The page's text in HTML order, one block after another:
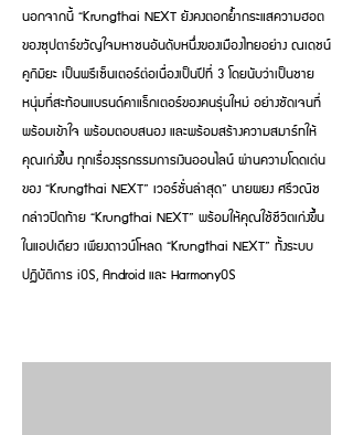
นอกจากนี้ “Krungthai NEXT ยังคงตอกย้ำกระแสความฮอต
ของซุปตาร์ขวัญใจมหาชนอันดับหนึ่งของเมืองไทยอย่าง ณเดชน์
คูกิมิยะ เป็นพรีเซ็นเตอร์ต่อเนื่องเป็นปีที่ 3 โดยนับว่าเป็นชาย
หนุ่มที่สะท้อนแบรนด์คาแร็กเตอร์ของคนรุ่นใหม่ อย่างชัดเจนที่
พร้อมเข้าใจ พร้อมตอบสนอง และพร้อมสร้างความสมาร์ทให้
คุณเก่งขึ้น ทุกเรื่องธุรกรรมการเงินออนไลน์ ผ่านความโดดเด่น
ของ “Krungthai NEXT” เวอร์ชั่นล่าสุด” นายผยง ศรีวณิช
กล่าวปิดท้าย “Krungthai NEXT” พร้อมให้คุณใช้ชีวิตเก่งขึ้น
ในแอปเดียว เพียงดาวน์โหลด “Krungthai NEXT” ทั้งระบบ
ปฏิบัติการ iOS, Android และ HarmonyOS